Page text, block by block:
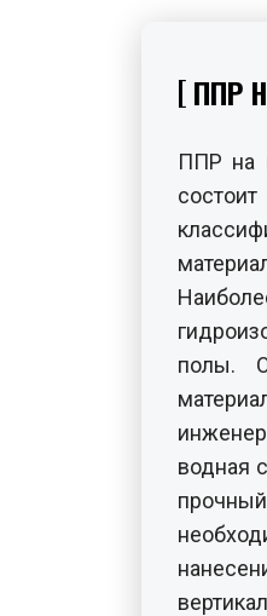
ППР
ППР на
полы.
водная